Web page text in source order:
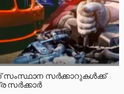
സംസ്ഥാന സർക്കാറുകൾക്ക്
സർക്കാർ